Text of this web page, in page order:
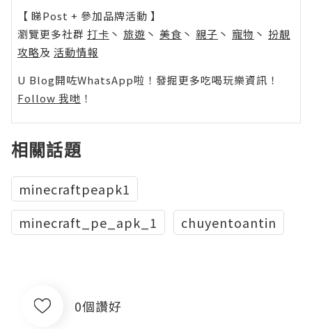
【 睇Post + 參加品牌活動 】
瀏覽更多社群 打卡 丶 旅遊 丶 美食 丶 親子 丶 寵物 丶 扮靚
攻略及 活動情報
U Blog開咗WhatsApp啦！發掘更多吃喝玩樂資訊！
Follow 我哋 ！
相關話題
minecraftpeapk1
minecraft_pe_apk_1
chuyentoantin
0個讚好